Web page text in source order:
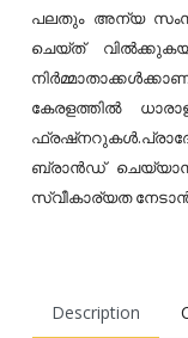
പലതും അന്യ
ചെയ്‌ത്‌
കേരളത്തിൽ
ബ്രാൻഡ്
സ്വീകാര്യത
Description